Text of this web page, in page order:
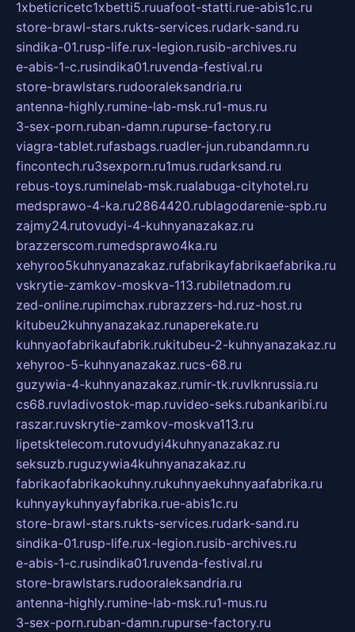
1xbeticricetc1xbetti5.ruuafoot-statti.rue-abis1c.ru
store-brawl-stars.rukts-services.rudark-sand.ru
sindika-01.rusp-life.rux-legion.rusib-archives.ru
e-abis-1-c.rusindika01.ruvenda-festival.ru
store-brawlstars.rudooraleksandria.ru
antenna-highly.rumine-lab-msk.ru1-mus.ru
3-sex-porn.ruban-damn.rupurse-factory.ru
viagra-tablet.rufasbags.ruadler-jun.rubandamn.ru
fincontech.ru3sexporn.ru1mus.rudarksand.ru
rebus-toys.ruminelab-msk.rualabuga-cityhotel.ru
medsprawo-4-ka.ru2864420.rublagodarenie-spb.ru
zajmy24.rutovudyi-4-kuhnyanazakaz.ru
brazzerscom.rumedsprawo4ka.ru
xehyroo5kuhnyanazakaz.rufabrikayfabrikaefabrika.ru
vskrytie-zamkov-moskva-113.rubiletnadom.ru
zed-online.rupimchax.rubrazzers-hd.ruz-host.ru
kitubeu2kuhnyanazakaz.runaperekate.ru
kuhnyaofabrikaufabrik.rukitubeu-2-kuhnyanazakaz.ru
xehyroo-5-kuhnyanazakaz.rucs-68.ru
guzywia-4-kuhnyanazakaz.rumir-tk.ruvlknrussia.ru
cs68.ruvladivostok-map.ruvideo-seks.rubankaribi.ru
raszar.ruvskrytie-zamkov-moskva113.ru
lipetsktelecom.rutovudyi4kuhnyanazakaz.ru
seksuzb.ruguzywia4kuhnyanazakaz.ru
fabrikaofabrikaokuhny.rukuhnyaekuhnyaafabrika.ru
kuhnyaykuhnyayfabrika.rue-abis1c.ru
store-brawl-stars.rukts-services.rudark-sand.ru
sindika-01.rusp-life.rux-legion.rusib-archives.ru
e-abis-1-c.rusindika01.ruvenda-festival.ru
store-brawlstars.rudooraleksandria.ru
antenna-highly.rumine-lab-msk.ru1-mus.ru
3-sex-porn.ruban-damn.rupurse-factory.ru